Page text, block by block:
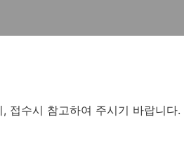
접수시 참고하여 주시기 바랍니다.